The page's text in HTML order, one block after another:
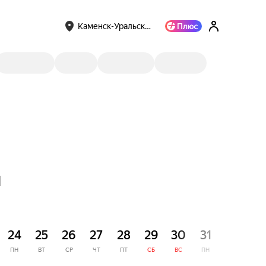
Каменск-Уральск…
24
ПН
25
ВТ
26
СР
27
ЧТ
28
ПТ
29
СБ
30
ВС
31
ПН